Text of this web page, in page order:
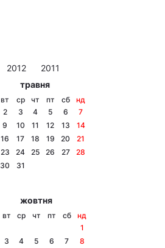
2012
2011
травня
вт ср чт пт сб
нд
2 3 4 5 6
7
9 10 11 12 13
14
16 17 18 19 20
21
23 24 25 26 27
28
30 31
жовтня
вт ср чт пт сб
нд
1
3 4 5 6 7
8